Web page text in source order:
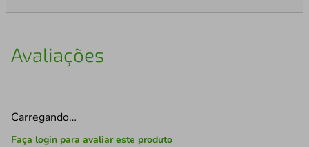
Avaliações
Carregando…
Faça login para avaliar este produto